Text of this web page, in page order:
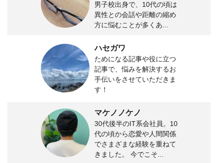
男子校出身で、10代の頃は
異性との会話や距離の縮め
方に悩むことが多くあ...
ハセガワ
ためになる記事や役に立つ
記事で、悩みを解決するお
手伝いをさせていただきま
す！
マケノノケノ
30代後半のIT系会社員。10
代の頃から恋愛や人間関係
でさまざまな経験を重ねて
きました。 今でこそ...